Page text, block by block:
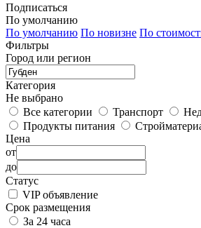
Подписаться
По умолчанию
По умолчанию По новизне По
Фильтры
Город или регион
Категория
Не выбрано
Все категории
Транспорт
Продукты питания
Цена
от
до
Статус
VIP объявление
Срок размещения
За 24 часа